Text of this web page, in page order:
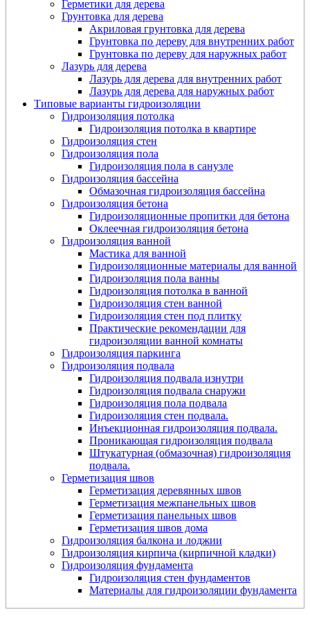
Герметики для дерева
Грунтовка для дерева
Акриловая грунтовка для дерева
Грунтовка по дереву для внутренних работ
Грунтовка по дереву для наружных работ
Лазурь для дерева
Лазурь для дерева для внутренних работ
Лазурь для дерева для наружных работ
Типовые варианты гидроизоляции
Гидроизоляция потолка
Гидроизоляция потолка в квартире
Гидроизоляция стен
Гидроизоляция пола
Гидроизоляция пола в санузле
Гидроизоляция бассейна
Обмазочная гидроизоляция бассейна
Гидроизоляция бетона
Гидроизоляционные пропитки для бетона
Оклеечная гидроизоляция бетона
Гидроизоляция ванной
Мастика для ванной
Гидроизоляционные материалы для ванной
Гидроизоляция пола ванны
Гидроизоляция потолка в ванной
Гидроизоляция стен ванной
Гидроизоляция стен под плитку
Практические рекомендации для
гидроизоляции ванной комнаты
Гидроизоляция паркинга
Гидроизоляция подвала
Гидроизоляция подвала изнутри
Гидроизоляция подвала снаружи
Гидроизоляция пола подвала
Гидроизоляция стен подвала.
Инъекционная гидроизоляция подвала.
Проникающая гидроизоляция подвала
Штукатурная (обмазочная) гидроизоляция
подвала.
Герметизация швов
Герметизация деревянных швов
Герметизация межпанельных швов
Герметизация панельных швов
Герметизация швов дома
Гидроизоляция балкона и лоджии
Гидроизоляция кирпича (кирпичной кладки)
Гидроизоляция фундамента
Гидроизоляция стен фундаментов
Материалы для гидроизоляции фундамента